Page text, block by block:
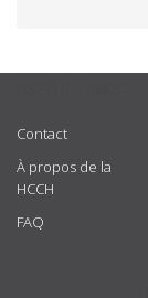
Contact
À propos de la
HCCH
FAQ